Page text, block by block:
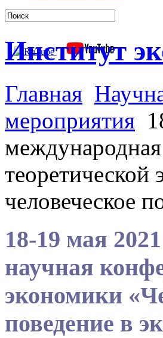
Институт
Главная
мероприятия
теоретической
человеческое
18-19 мая
научная
экономики
поведение в